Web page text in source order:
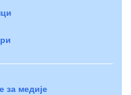
за медије